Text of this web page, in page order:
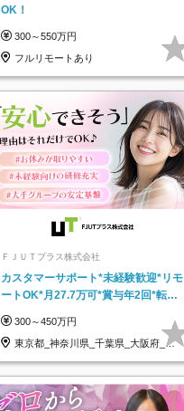
OK！
300～550万円
フルリモートあり
ＦＪＵＴプラス株式会社
カスタマーサポート*未経験歓迎*リモ
ートOK*月27.7万可*賞与年2回*転勤
300～450万円
東京都_神奈川県_千葉県_大阪府_愛
知県…